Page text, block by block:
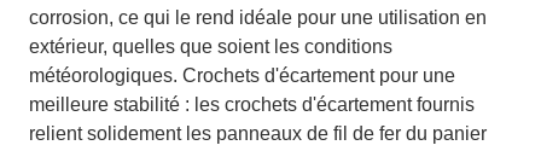
corrosion, ce qui le rend idéale pour une utilisation en
extérieur, quelles que soient les conditions
météorologiques. Crochets d'écartement pour une
meilleure stabilité : les crochets d'écartement fournis
relient solidement les panneaux de fil de fer du panier